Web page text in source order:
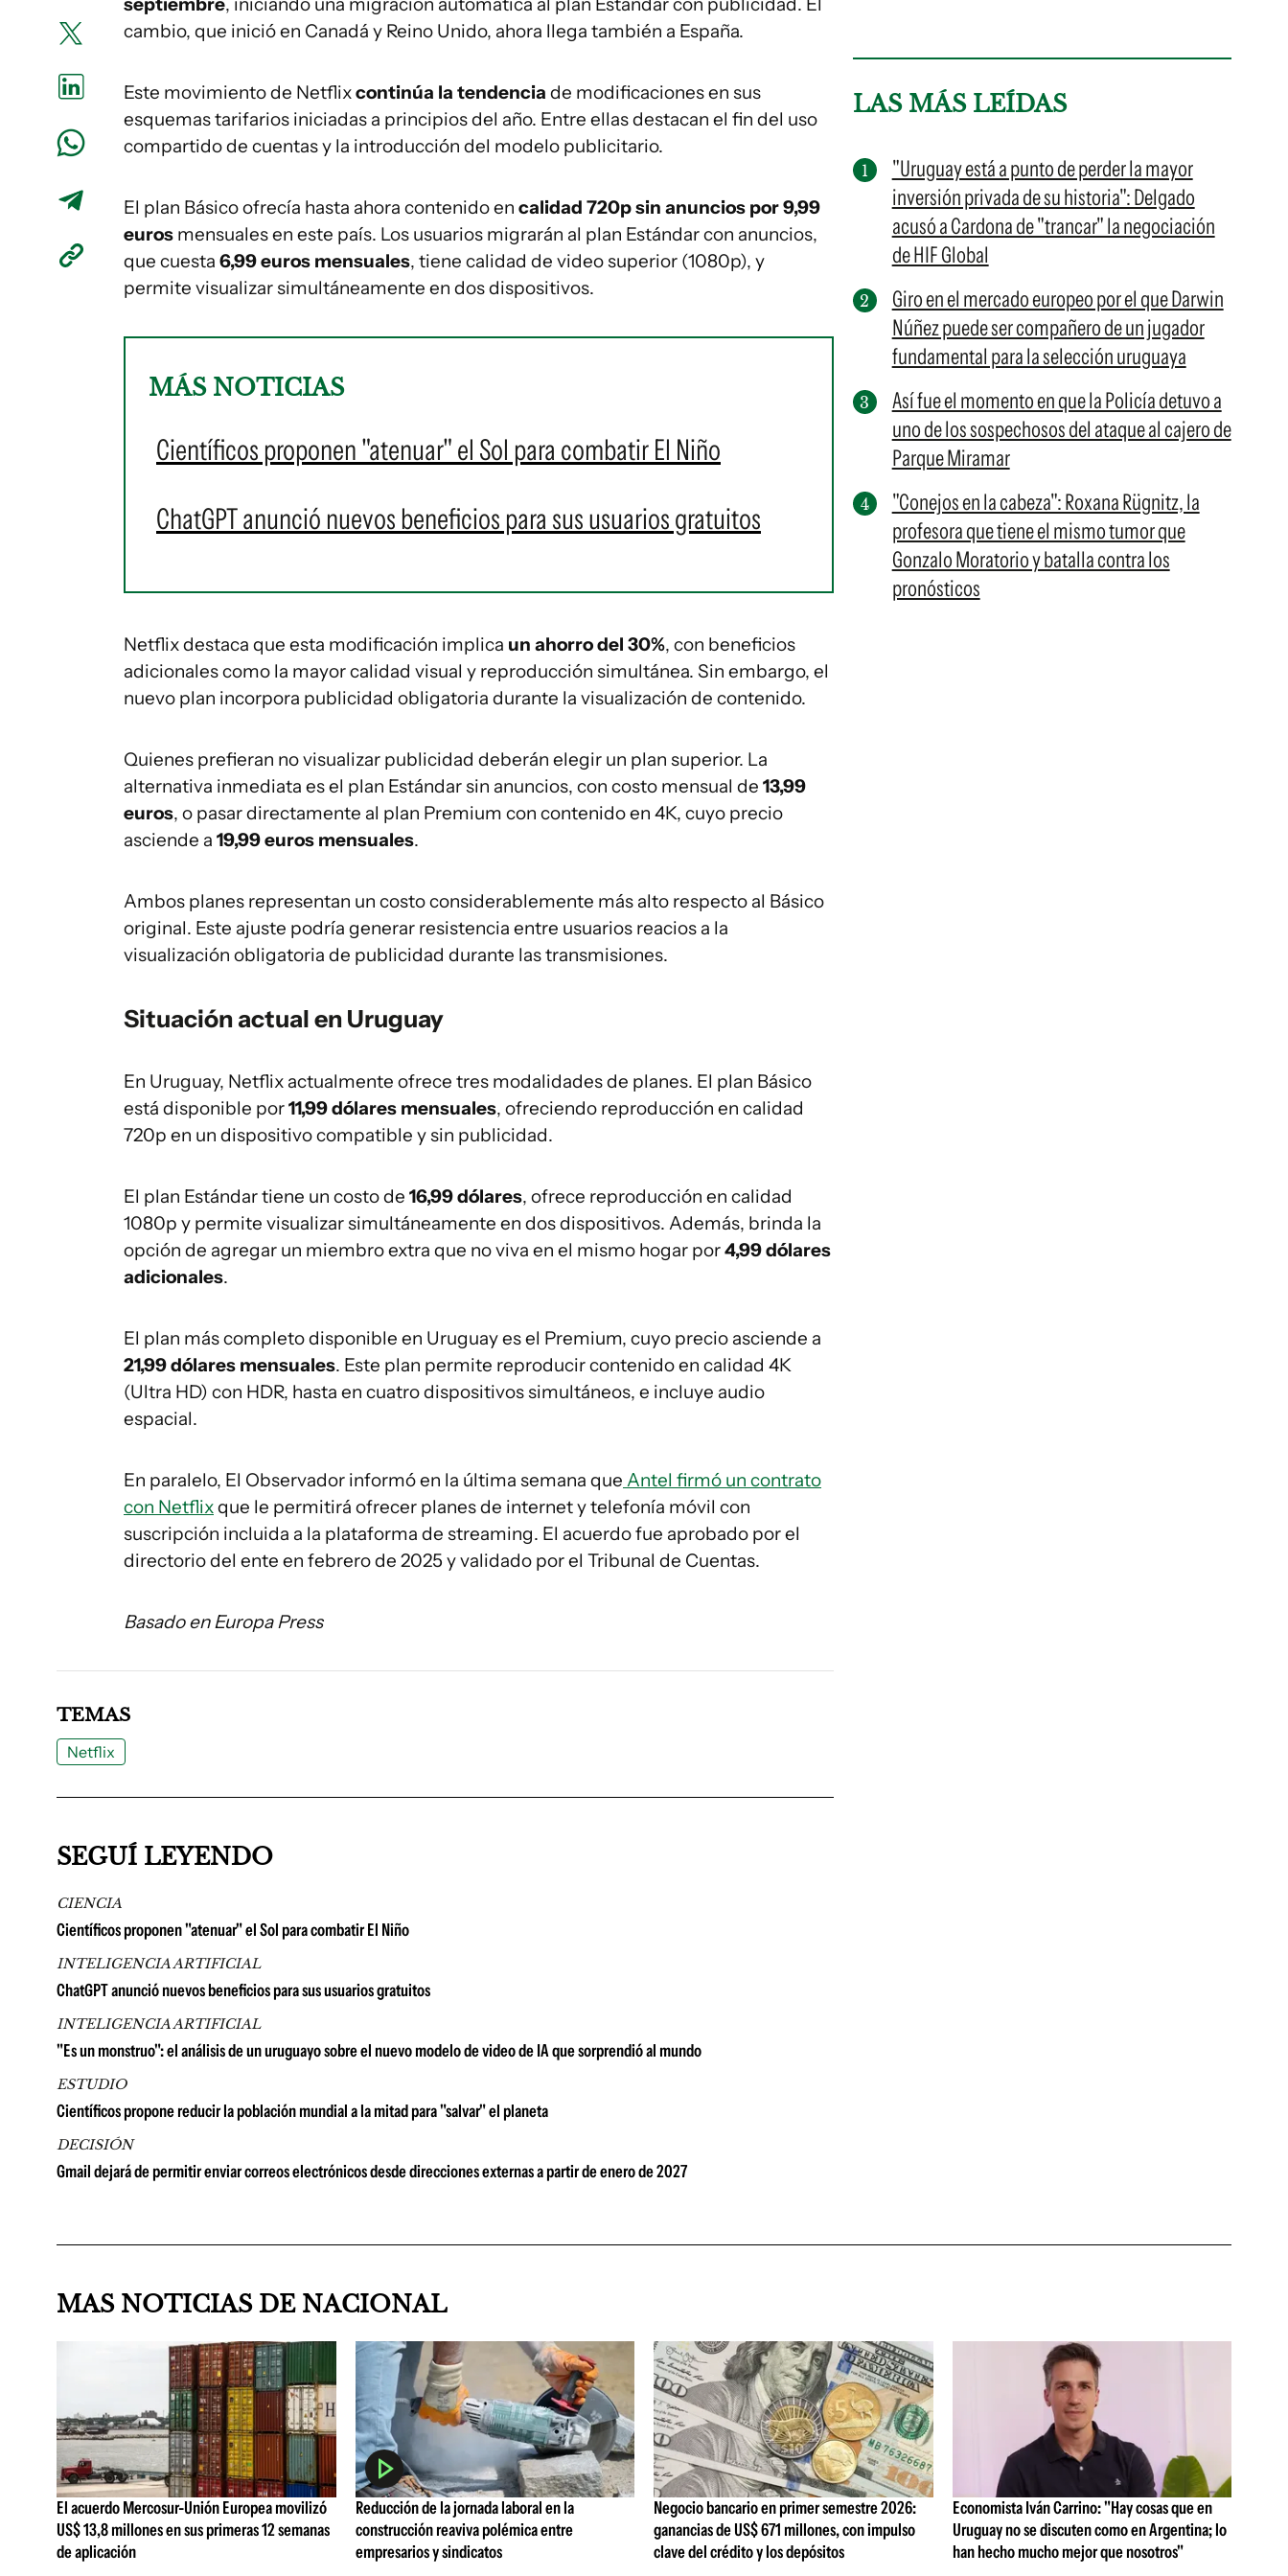
cambio, que inició en Canadá y Reino Unido, ahora llega también a España.
Este movimiento de Netflixcontinúa la tendencia de modificaciones en sus
esquemas tarifarios iniciadas a principios del año. Entre ellas destacan el fin del uso
compartido de cuentas y la introducción del modelo publicitario.
El plan Básico ofrecía hasta ahora contenido en calidad 720p sin anuncios por 9,99
euros mensuales en este país. Los usuarios migrarán al plan Estándar con anuncios,
que cuesta 6,99 euros mensuales, tiene calidad de video superior (1080p), y
permite visualizar simultáneamente en dos dispositivos.
MÁS NOTICIAS
Científicos proponen "atenuar" el Sol para combatir El Niño
ChatGPT anunció nuevos beneficios para sus usuarios gratuitos
Netflix destaca que esta modificación implica un ahorro del 30%, con beneficios
adicionales como la mayor calidad visual y reproducción simultánea. Sin embargo, el
nuevo plan incorpora publicidad obligatoria durante la visualización de contenido.
Quienes prefieran no visualizar publicidad deberán elegir un plan superior. La
alternativa inmediata es el plan Estándar sin anuncios, con costo mensual de 13,99
euros, o pasar directamente al plan Premium con contenido en 4K, cuyo precio
asciende a 19,99 euros mensuales.
Ambos planes representan un costo considerablemente más alto respecto al Básico
original. Este ajuste podría generar resistencia entre usuarios reacios a la
visualización obligatoria de publicidad durante las transmisiones.
Situación actual en Uruguay
En Uruguay, Netflix actualmente ofrece tres modalidades de planes. El plan Básico
está disponible por11,99 dólares mensuales, ofreciendo reproducción en calidad
720p en un dispositivo compatible y sin publicidad.
El plan Estándar tiene un costo de 16,99 dólares, ofrece reproducción en calidad
1080p y permite visualizar simultáneamente en dos dispositivos. Además, brinda la
opción de agregar un miembro extra que no viva en el mismo hogar por4,99 dólares
adicionales.
El plan más completo disponible en Uruguay es el Premium, cuyo precio asciende a
21,99 dólares mensuales. Este plan permite reproducir contenido en calidad 4K
(Ultra HD) con HDR, hasta en cuatro dispositivos simultáneos, e incluye audio
espacial.
En paralelo, El Observador informó en la última semana que Antel firmó un contrato
con Netflixque le permitirá ofrecer planes de internet y telefonía móvil con
suscripción incluida a la plataforma de streaming. El acuerdo fue aprobado por el
directorio del ente en febrero de 2025 y validado por el Tribunal de Cuentas.
Basado en Europa Press
LAS MÁS LEÍDAS
"Uruguay está a punto de perder la mayor
inversión privada de su historia": Delgado
acusó a Cardona de "trancar" la negociación
de HIF Global
Giro en el mercado europeo por el que Darwin
Núñez puede ser compañero de un jugador
fundamental para la selección uruguaya
Así fue el momento en que la Policía detuvo a
uno de los sospechosos del ataque al cajero de
Parque Miramar
"Conejos en la cabeza": Roxana Rügnitz, la
profesora que tiene el mismo tumor que
Gonzalo Moratorio y batalla contra los
pronósticos
TEMAS
Netflix
SEGUÍ LEYENDO
CIENCIA
Científicos proponen "atenuar" el Sol para combatir El Niño
INTELIGENCIA ARTIFICIAL
ChatGPT anunció nuevos beneficios para sus usuarios gratuitos
INTELIGENCIA ARTIFICIAL
"Es un monstruo": el análisis de un uruguayo sobre el nuevo modelo de video de IA que sorprendió al mundo
ESTUDIO
Científicos propone reducir la población mundial a la mitad para "salvar" el planeta
DECISIÓN
Gmail dejará de permitir enviar correos electrónicos desde direcciones externas a partir de enero de 2027
MAS NOTICIAS DE NACIONAL
El acuerdo Mercosur-Unión Europea movilizó
US$ 13,8 millones en sus primeras 12 semanas
de aplicación
Reducción de la jornada laboral en la
construcción reaviva polémica entre
empresarios y sindicatos
Negocio bancario en primer semestre 2026:
ganancias de US$ 671 millones, con impulso
clave del crédito y los depósitos
Economista Iván Carrino: "Hay cosas que en
Uruguay no se discuten como en Argentina; lo
han hecho mucho mejor que nosotros"